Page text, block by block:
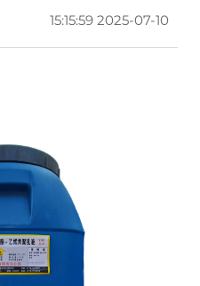
2025-07-10 15:15:59